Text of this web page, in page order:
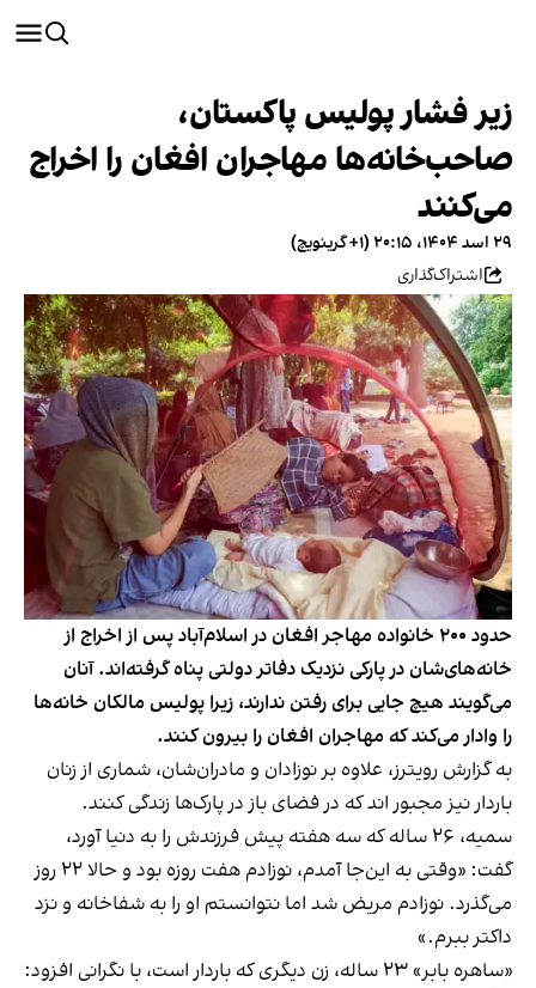
زیر فشار پولیس پاکستان،
صاحب‌خانه‌ها مهاجران افغان را اخراج
می‌کنند
۲۹ اسد ۱۴۰۴، ۲۰:۱۵ (‎+۱ گرینویچ)
اشتراک‌گذاری
حدود ۲۰۰ خانواده مهاجر افغان در اسلام‌آباد پس از اخراج از
خانه‌های‌شان در پارکی نزدیک دفاتر دولتی پناه گرفته‌اند. آنان
می‌گویند هیچ جایی برای رفتن ندارند، زیرا پولیس مالکان خانه‌ها
را وادار می‌کند که مهاجران افغان را بیرون کنند.
به گزارش رویترز، علاوه بر نوزادان و مادران‌شان، شماری از زنان
باردار نیز مجبور اند که در فضای باز در پارک‌ها زندگی کنند.
سمیه، ۲۶ ساله که سه هفته پیش فرزندش را به دنیا آورد،
گفت: «وقتی به این‌جا آمدم، نوزادم هفت روزه بود و حالا ۲۲ روز
می‌گذرد. نوزادم مریض شد اما نتوانستم او را به شفاخانه و نزد
داکتر ببرم.»
«ساهره بابر» ۲۳ ساله، زن دیگری که باردار است، با نگرانی افزود: